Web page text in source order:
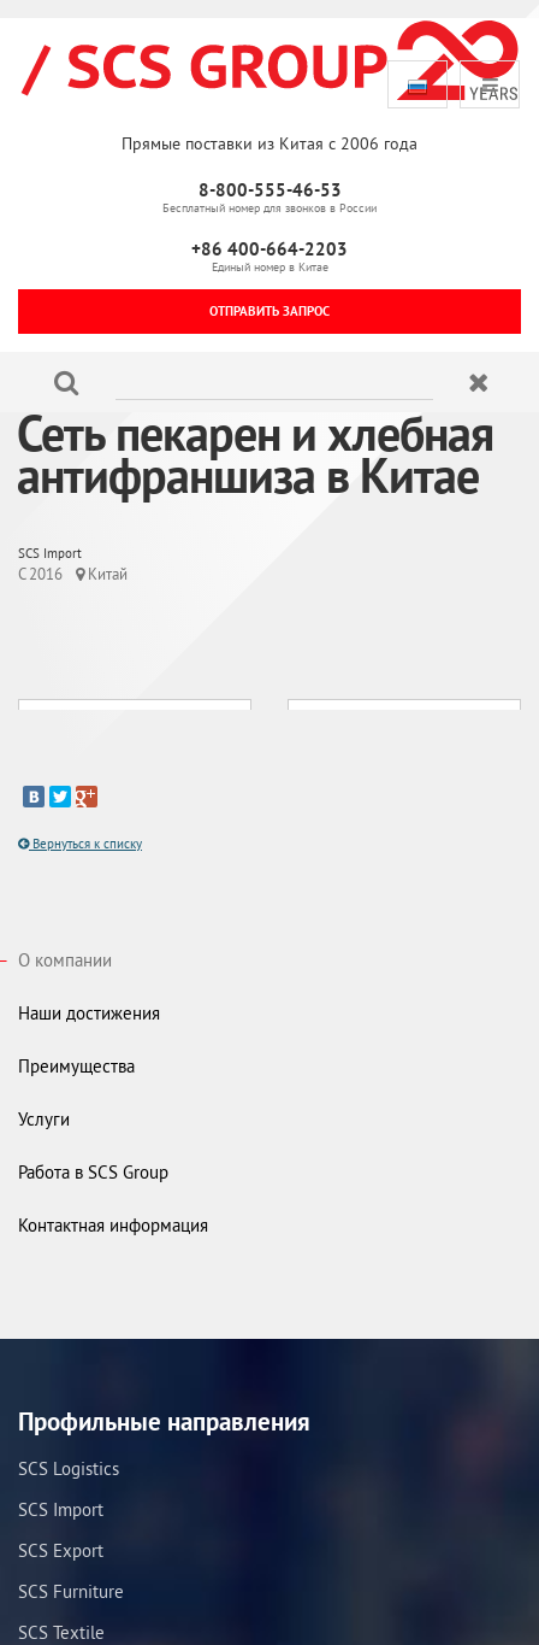
Прямые поставки из Китая с 2006 года
8-800-555-46-53
Бесплатный номер для звонков в России
+86 400-664-2203
Единый номер в Китае
ОТПРАВИТЬ ЗАПРОС
Сеть пекарен и хлебная
антифраншиза в Китае
SCS Import
C 2016 Китай
Вернуться к списку
О компании
Наши достижения
Преимущества
Услуги
Работа в SCS Group
Контактная информация
Профильные направления
SCS Logistics
SCS Import
SCS Export
SCS Furniture
SCS Textile